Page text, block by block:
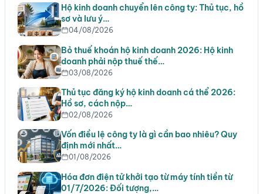
Hộ kinh doanh chuyển lên công ty: Thủ tục, hồ
sơ và lưu ý…
04/08/2026
Bỏ thuế khoán hộ kinh doanh 2026: Hộ kinh
doanh phải nộp thuế thế…
03/08/2026
Thủ tục đăng ký hộ kinh doanh cá thể 2026:
Hồ sơ, cách nộp…
02/08/2026
Vốn điều lệ công ty là gì cần bao nhiêu? Quy
định mới nhất…
01/08/2026
Hóa đơn điện tử khởi tạo từ máy tính tiền từ
01/7/2026: Đối tượng,…